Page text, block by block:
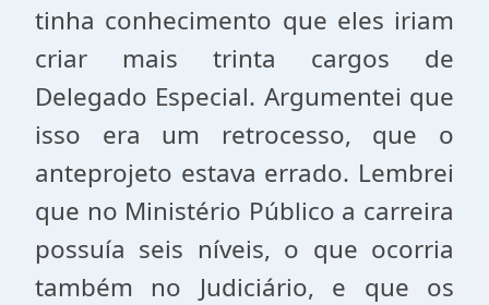
tinha conhecimento que eles iriam
criar mais trinta cargos de
Delegado Especial. Argumentei que
isso era um retrocesso, que o
anteprojeto estava errado. Lembrei
que no Ministério Público a carreira
possuía seis níveis, o que ocorria
também no Judiciário, e que os